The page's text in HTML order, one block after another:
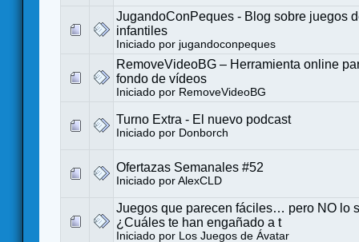
JugandoConPeques - Blog sobre juegos
infantiles
Iniciado por jugandoconpeques
RemoveVideoBG – Herramienta online
fondo de vídeos
Iniciado por RemoveVideoBG
Turno Extra - El nuevo podcast
Iniciado por Donborch
Ofertazas Semanales #52
Iniciado por AlexCLD
Juegos que parecen fáciles… pero NO lo
¿Cuáles te han engañado a t
Iniciado por Los Juegos de Ávatar